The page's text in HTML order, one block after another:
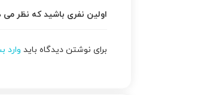
اولین نفری باشید که نظر می
برای نوشتن دیدگاه باید وارد